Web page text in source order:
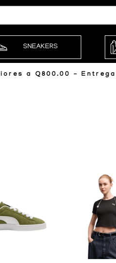
SNEAKERS
a Q800.00 -